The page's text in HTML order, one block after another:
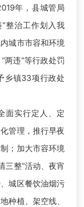
年，县城管局
整治工作划入我
城市市容和环境
两违”等行政处罚
乡镇33项行政处
面实行定人、定
管理，推行早夜
；加大市容环境
三整”活动、夜宵
城区餐饮油烟污
种植、架空线、